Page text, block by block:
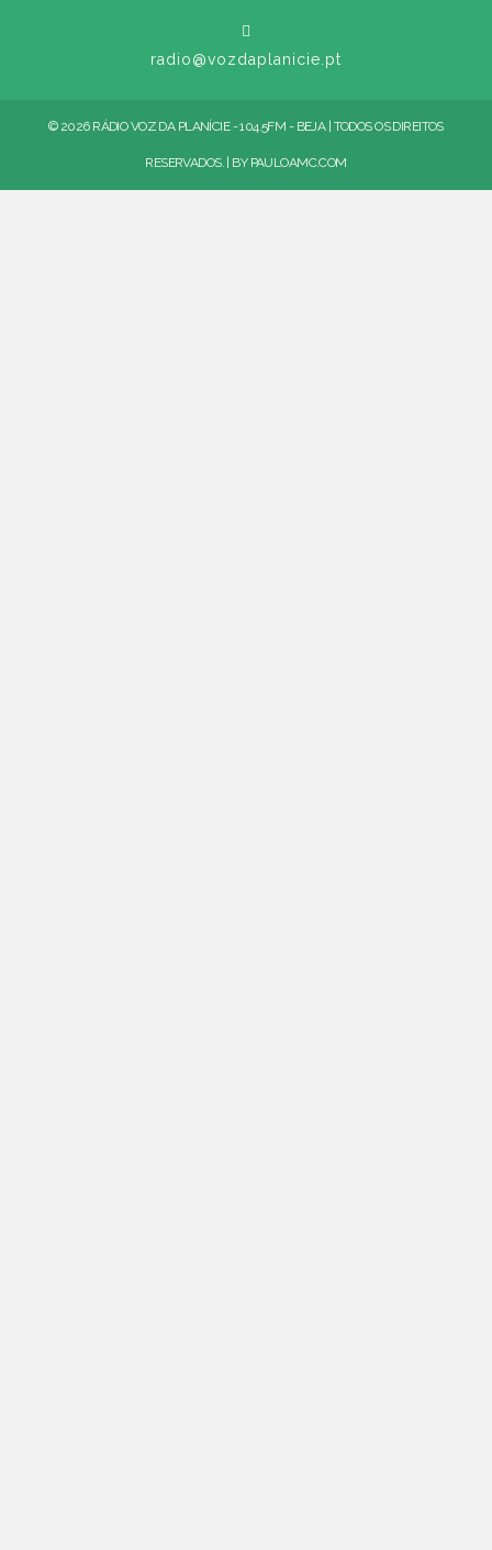
radio@vozdaplanicie.pt
© 2026 RÁDIO VOZ DA PLANÍCIE - 104.5FM - BEJA | TODOS OS DIREITOS
RESERVADOS. | BY PAULOAMC.COM